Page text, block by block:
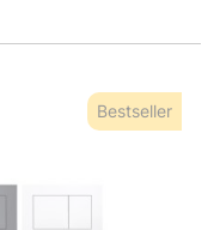
Bestseller